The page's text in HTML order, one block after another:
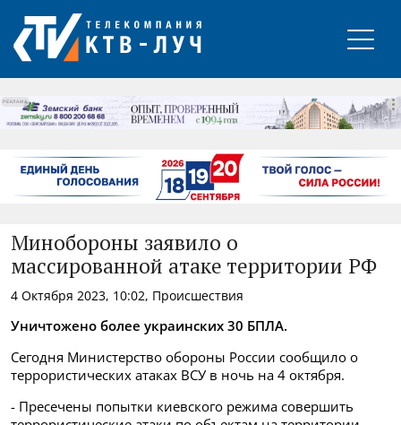
РЕКЛАМА
Минобороны заявило о
массированной атаке территории РФ
4 Октября 2023, 10:02, Происшествия
Уничтожено более украинских 30 БПЛА.
Сегодня Министерство обороны России сообщило о
террористических атаках ВСУ в ночь на 4 октября.
- Пресечены попытки киевского режима совершить